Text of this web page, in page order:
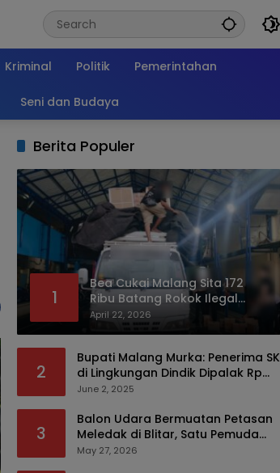
Kriminal Politik Pemerintahan
Seni dan Budaya
Berita Populer
1
Bea Cukai Malang Sita 172
Ribu Batang Rokok Ilegal
Bermodus Kemasan Sabun
April 22, 2026
2
Bupati Malang Murka: Penerima SK
di Lingkungan Dindik Dipalak Rp
150 Ribu Pakai Modus Tumpengan,
June 2, 2025
3
Balon Udara Bermuatan Petasan
Meledak di Blitar, Satu Pemuda
Tewas dan Dua Anak Luka Serius
May 27, 2026